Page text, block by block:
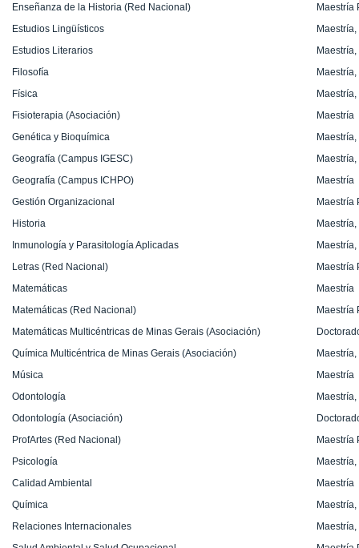
Enseñanza de la Historia (Red Nacional)
Maestría
Estudios Lingüísticos
Estudios Literarios
Filosofía
Física
Fisioterapia (Asociación)
Maestría
Genética y Bioquímica
Geografía (Campus IGESC)
Geografía (Campus ICHPO)
Maestría
Gestión Organizacional
Maestría
Historia
Inmunología y Parasitología Aplicadas
Letras (Red Nacional)
Maestría
Matemáticas
Maestría
Matemáticas (Red Nacional)
Maestría
Matemáticas Multicéntricas de Minas Gerais (Asociación)
Química Multicéntrica de Minas Gerais (Asociación)
Música
Maestría
Odontología
Odontología (Asociación)
ProfArtes (Red Nacional)
Maestría
Psicología
Calidad Ambiental
Maestría
Química
Relaciones Internacionales